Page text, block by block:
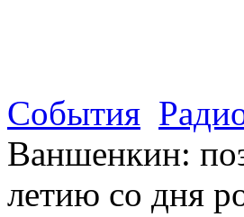
События
Ваншенкин:
летию со дня